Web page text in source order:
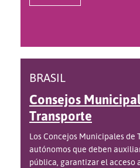
BRASIL
Consejos
Transporte
Los Concejos Municipales de
autónomos que deben
pública, garantizar el acceso